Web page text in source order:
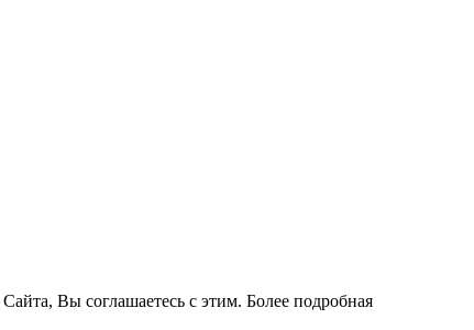
Вы соглашаетесь с этим. Более подробная